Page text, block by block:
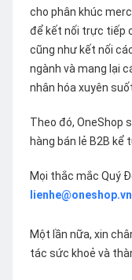
cho phân khúc
để kết nối trực tiếp
cũng như kết nối
ngành và mang lại
nhân hóa xuyên
Theo đó, OneShop
hàng bán lẻ B2B kể
Mọi thắc mắc Quý
lienhe@oneshop.vn
Một lần nữa, xin
tác sức khoẻ và